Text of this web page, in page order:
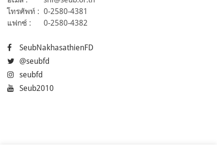
โทรศัพท์ : 0-2580-4381
แฟกซ์ :
0-2580-4382
SeubNakhasathienFD
@seubfd
seubfd
Seub2010